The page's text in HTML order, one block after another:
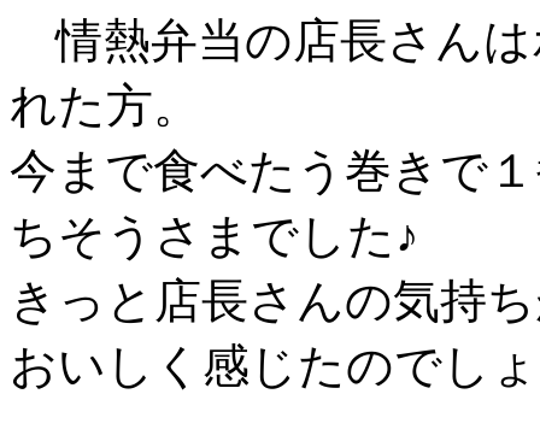
情熱弁当の店長さん
れた方。
今まで食べたう巻きで
ちそうさまでした♪
きっと店長さんの気持
おいしく感じたのでし